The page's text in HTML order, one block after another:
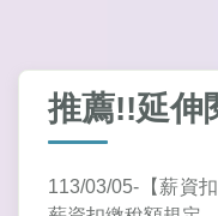
推薦!!延伸
113/03/05-【薪資